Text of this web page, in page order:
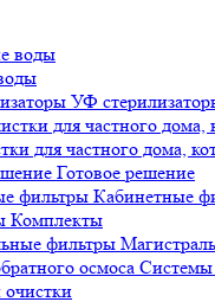
УФ
для частного дома,
Готовое решение
Кабинетные
Комплекты
Системы